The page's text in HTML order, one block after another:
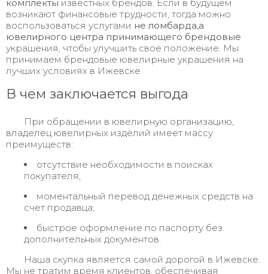
комплекты известных брендов. Если в будущем
возникают финансовые трудности, тогда можно
воспользоваться услугами не ломбарда,а
ювелирного центра принимающего брендовые
украшения, чтобы улучшить свое положение. Мы
принимаем брендовые ювелирные украшения на
лучших условиях в Ижевске.
В чем заключается выгода
При обращении в ювелирную организацию,
владелец ювелирных изделий имеет массу
преимуществ:
отсутствие необходимости в поисках
покупателя;
моментальный перевод денежных средств на
счет продавца;
быстрое оформление по паспорту без
дополнительных документов.
Наша скупка является самой дорогой в Ижевске.
Мы не тратим время клиентов, обеспечивая